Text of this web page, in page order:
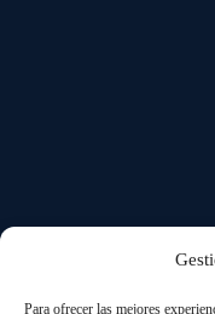
Para ofrecer las mejores